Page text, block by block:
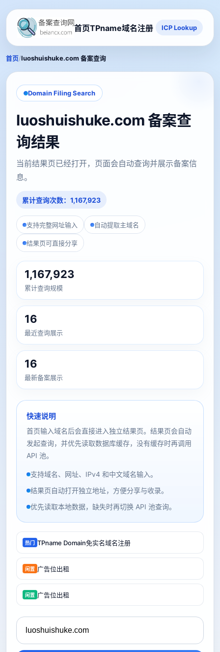
首页TPname域名注册 ICP Lookup
首页/luoshuishuke.com 备案查询
Domain Filing Search
luoshuishuke.com 备案查
询结果
当前结果页已经打开，页面会自动查询并展示备案信
息。
累计查询次数：1,167,923
支持完整网址输入 自动提取主域名
结果页可直接分享
1,167,923
累计查询规模
16
最近查询展示
16
最新备案展示
快速说明
首页输入域名后会直接进入独立结果页。结果页会自动
发起查询，并优先读取数据库缓存，没有缓存时再调用
API 池。
支持域名、网址、IPv4 和中文域名输入。
结果页自动打开独立地址，方便分享与收录。
优先读取本地数据，缺失时再切换 API 池查询。
热门 TPname Domain免实名域名注册
闲置 广告位出租
闲置 广告位出租